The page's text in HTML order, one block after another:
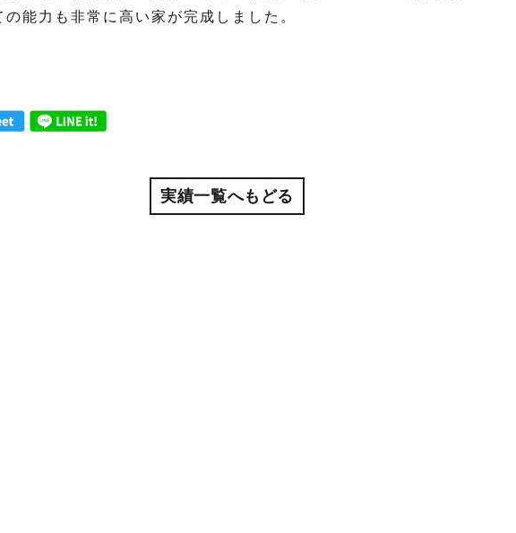
の能力も非常に高い家が完成しました。
実績一覧へもどる